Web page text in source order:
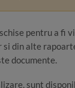
pentru a fi
si din alte
documente.
sunt